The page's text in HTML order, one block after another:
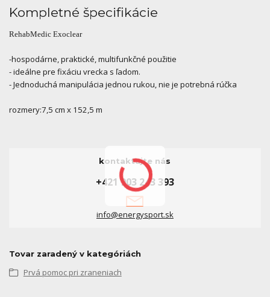
Kompletné špecifikácie
RehabMedic Exoclear
-hospodárne, praktické, multifunkčné použitie
- ideálne pre fixáciu vrecka s ľadom.
- Jednoduchá manipulácia jednou rukou, nie je potrebná rúčka
rozmery:7,5 cm x 152,5 m
kontaktujte nás
+421 903 243 393
info@energysport.sk
Tovar zaradený v kategóriách
Prvá pomoc pri zraneniach